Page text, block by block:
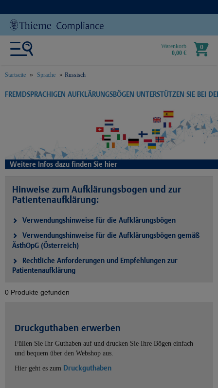
Warenkorb
0,00 €
0
Startseite Sprache Russisch
text.skipToContent
text.skipToNavigation
FREMDSPRACHIGEN AUFKLÄRUNGSBÖGEN UNTERSTÜTZEN SIE BEI
Weitere Infos dazu finden Sie hier
Hinweise zum Aufklärungsbogen und zur
Patientenaufklärung:
Verwendungshinweise für die Aufklärungsbögen
Verwendungshinweise für die Aufklärungsbögen gemäß
ÄsthOpG (Österreich)
Rechtliche Anforderungen und Empfehlungen zur
Patientenaufklärung
0 Produkte gefunden
Druckguthaben erwerben
Füllen Sie Ihr Guthaben auf und drucken Sie Ihre Bögen einfach
und bequem über den Webshop aus.
Hier geht es zum Druckguthaben